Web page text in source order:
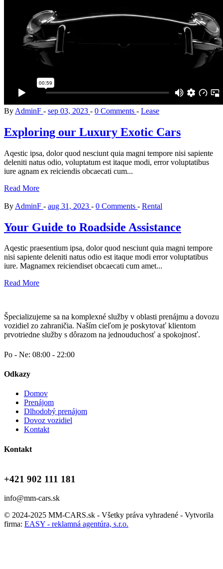
By AdminF sep 03, 2023 0 Comments Lease
Exploring our Luxury Exotic Cars
Aqestic ipsa, dolor quod nesciunt quia magni tempore nisi sapiente
deleniti natus odio, voluptatum est itaque modi, error voluptatibus
iure agnam ex reiciendis obcaecati cum...
Read More
By AdminF aug 31, 2023 0 Comments Rental
Your Guide to Roadside Assistance
Aqestic praesentium ipsa, dolor quod nesciunt quia magni tempore
nisi sapiente deleniti natus odio est itaque modi error voluptatibus
iure. Magnamex reiciendiset obcaecati cum amet...
Read More
Špecializujeme sa na komplexné služby v oblasti prenájmu a dovozu
vozidiel zo zahraničia. Naším cieľom je poskytovať klientom
prvotriedne služby s dôrazom na jednouduchosť a spokojnosť.
Po - Ne: 08:00 - 22:00
Odkazy
Domov
Prenájom
Dlhodobý prenájom
Dovoz vozidiel
Kontakt
Kontakt
+421 902 111 181
info@mm-cars.sk
© 2024-2025 MM-CARS.sk - Všetky práva vyhradené - Vytvorila
firma: EASY - reklamná agentúra, s.r.o.